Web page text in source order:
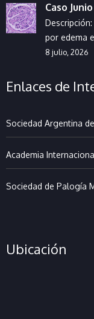
Caso
por edema
8 julio, 2026
Enlaces de
Sociedad Argentina
Academia
Sociedad de Palogía
Ubicación